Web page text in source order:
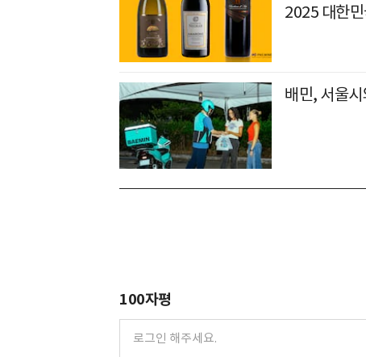
2025 대한
배민, 서울
100자평